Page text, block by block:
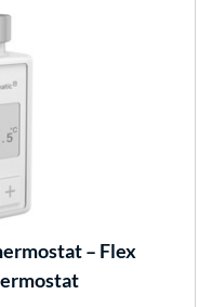
– Flex